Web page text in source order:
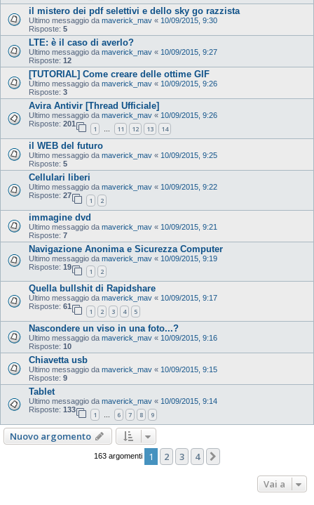
il mistero dei pdf selettivi e dello sky go razzista
Ultimo messaggio da maverick_mav « 10/09/2015, 9:30
Risposte: 5
LTE: è il caso di averlo?
Ultimo messaggio da maverick_mav « 10/09/2015, 9:27
Risposte: 12
[TUTORIAL] Come creare delle ottime GIF
Ultimo messaggio da maverick_mav « 10/09/2015, 9:26
Risposte: 3
Avira Antivir [Thread Ufficiale]
Ultimo messaggio da maverick_mav « 10/09/2015, 9:26
Risposte: 201
1 … 11 12 13 14
il WEB del futuro
Ultimo messaggio da maverick_mav « 10/09/2015, 9:25
Risposte: 5
Cellulari liberi
Ultimo messaggio da maverick_mav « 10/09/2015, 9:22
Risposte: 27
1 2
immagine dvd
Ultimo messaggio da maverick_mav « 10/09/2015, 9:21
Risposte: 7
Navigazione Anonima e Sicurezza Computer
Ultimo messaggio da maverick_mav « 10/09/2015, 9:19
Risposte: 19
1 2
Quella bullshit di Rapidshare
Ultimo messaggio da maverick_mav « 10/09/2015, 9:17
Risposte: 61
1 2 3 4 5
Nascondere un viso in una foto...?
Ultimo messaggio da maverick_mav « 10/09/2015, 9:16
Risposte: 10
Chiavetta usb
Ultimo messaggio da maverick_mav « 10/09/2015, 9:15
Risposte: 9
Tablet
Ultimo messaggio da maverick_mav « 10/09/2015, 9:14
Risposte: 133
1 … 6 7 8 9
Nuovo argomento
163 argomenti 1 2 3 4
Vai a